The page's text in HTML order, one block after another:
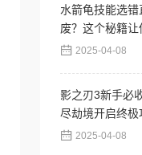
水箭龟技能选错
废？这个秘籍让
超强战神！
2025-04-08
影之刃3新手必
尽劫境开启终极
主线任务速通秘
2025-04-08